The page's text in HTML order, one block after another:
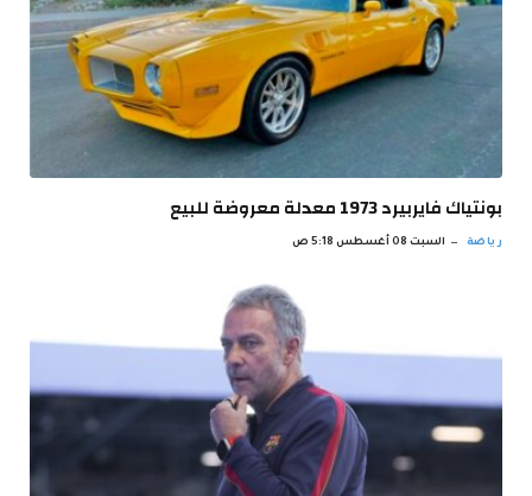
بونتياك فايربيرد 1973 معدلة معروضة للبيع
رياضة السبت 08 أغسطس 5:18 ص